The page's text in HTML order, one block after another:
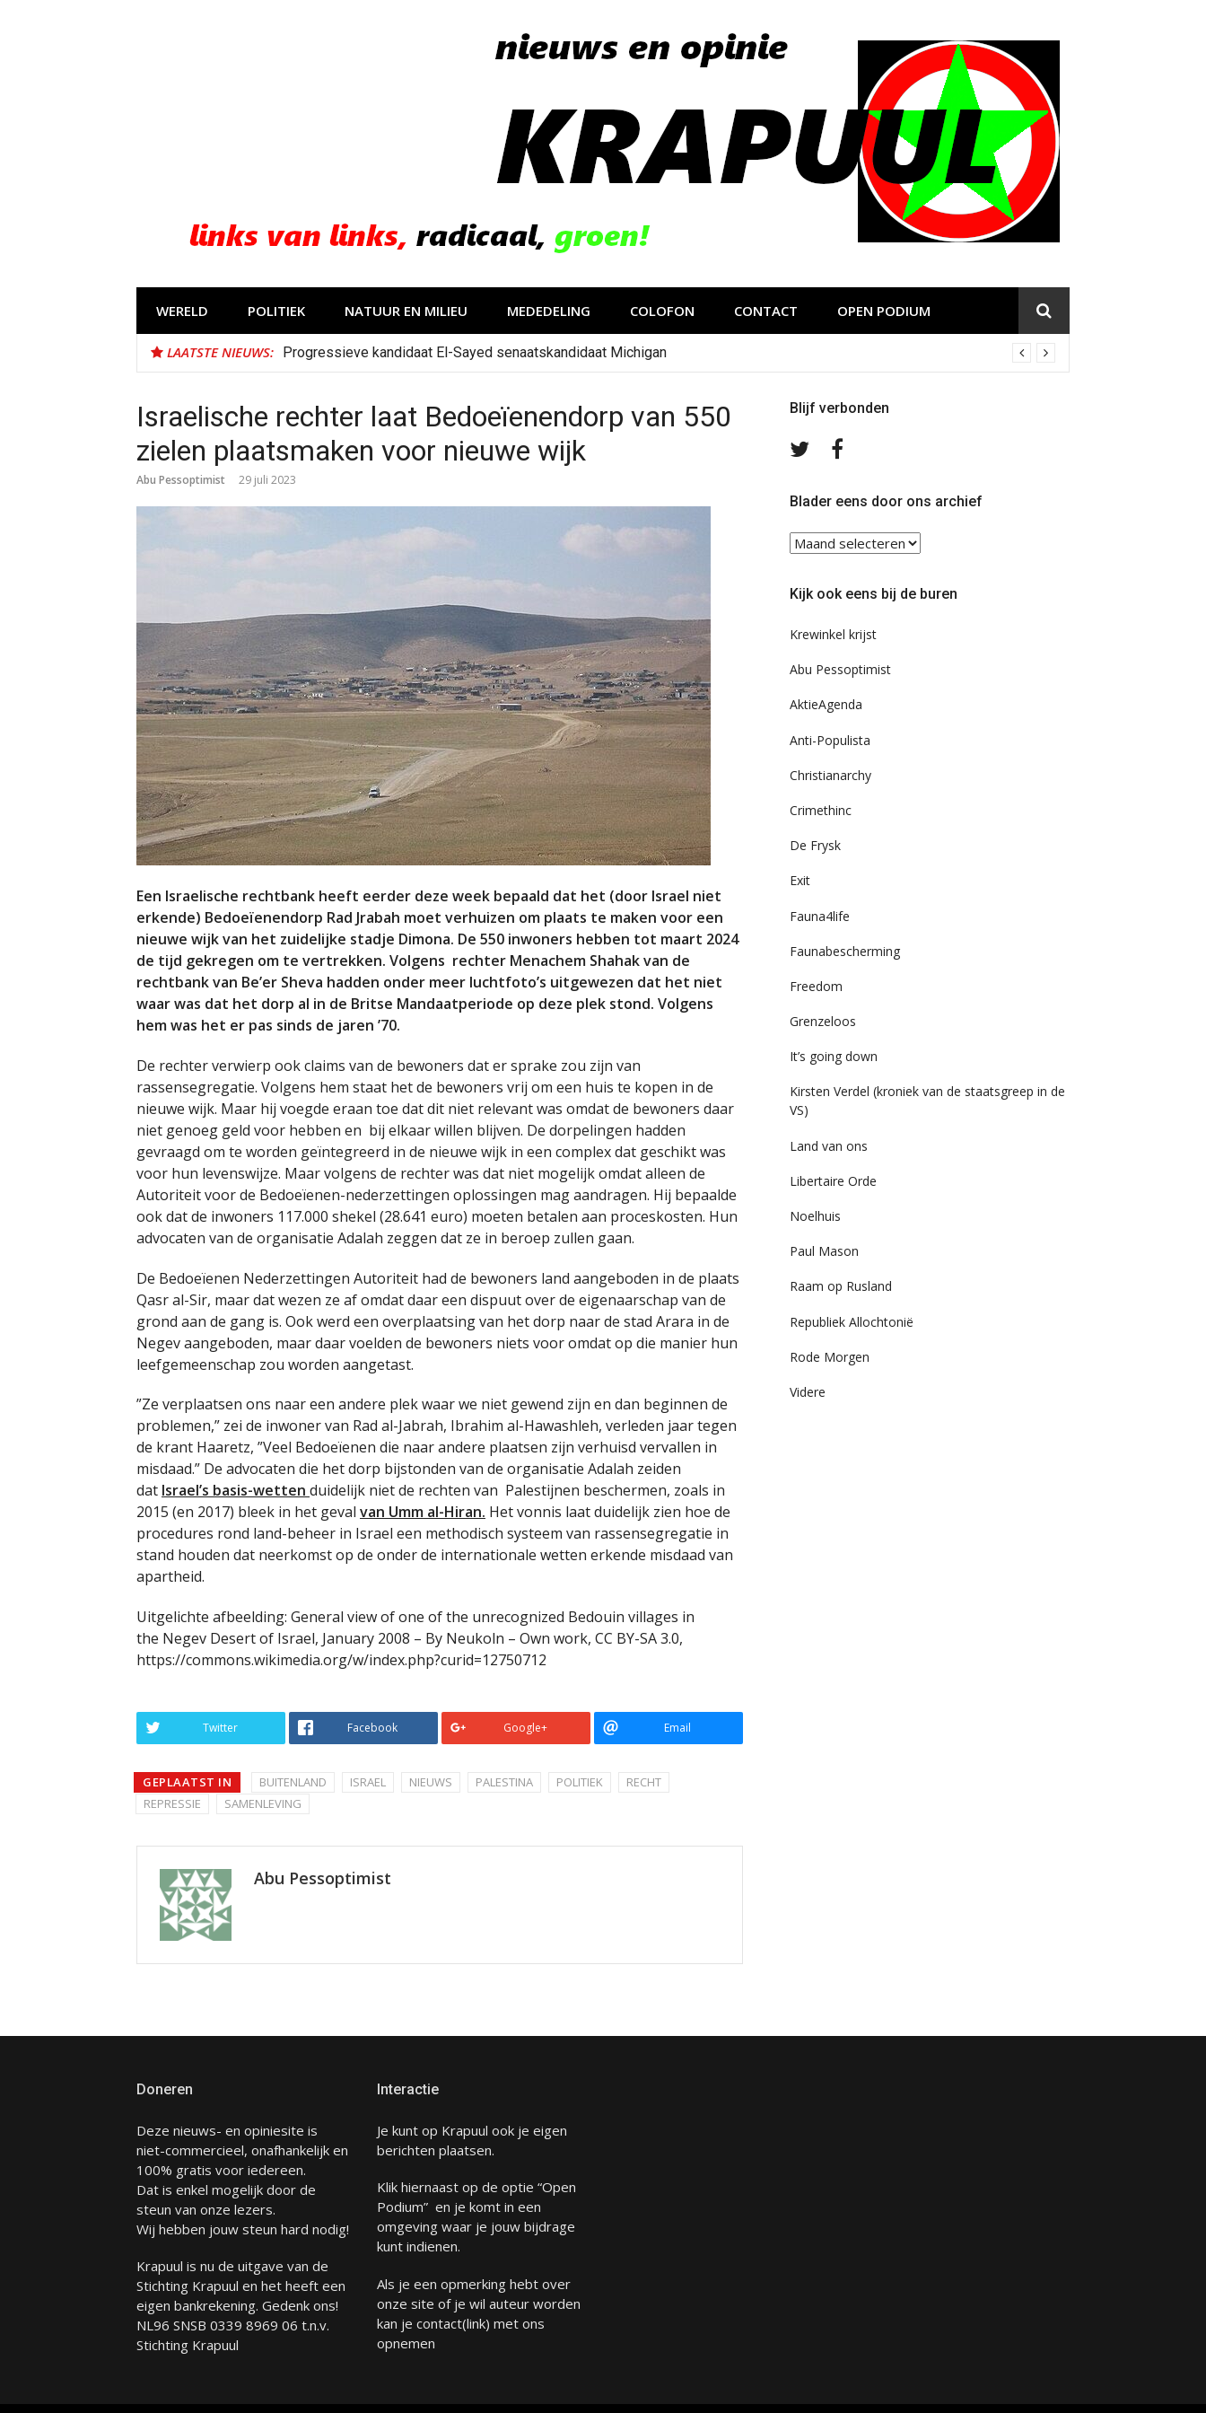
WERELD POLITIEK NATUUR EN MILIEU MEDEDELING COLOFON CONTACT OPEN PODIUM
LAATSTE NIEUWS: Progressieve kandidaat El-Sayed senaatskandidaat Michigan
Israelische rechter laat Bedoeïenendorp van 550
zielen plaatsmaken voor nieuwe wijk
Abu Pessoptimist 29 juli 2023
Een Israelische rechtbank heeft eerder deze week bepaald dat het (door Israel niet
erkende) Bedoeïenendorp Rad Jrabah moet verhuizen om plaats te maken voor een
nieuwe wijk van het zuidelijke stadje Dimona. De 550 inwoners hebben tot maart 2024
de tijd gekregen om te vertrekken. Volgens rechter Menachem Shahak van de
rechtbank van Be’er Sheva hadden onder meer luchtfoto’s uitgewezen dat het niet
waar was dat het dorp al in de Britse Mandaatperiode op deze plek stond. Volgens
hem was het er pas sinds de jaren ’70.
De rechter verwierp ook claims van de bewoners dat er sprake zou zijn van
rassensegregatie. Volgens hem staat het de bewoners vrij om een huis te kopen in de
nieuwe wijk. Maar hij voegde eraan toe dat dit niet relevant was omdat de bewoners daar
niet genoeg geld voor hebben en bij elkaar willen blijven. De dorpelingen hadden
gevraagd om te worden geïntegreerd in de nieuwe wijk in een complex dat geschikt was
voor hun levenswijze. Maar volgens de rechter was dat niet mogelijk omdat alleen de
Autoriteit voor de Bedoeïenen-nederzettingen oplossingen mag aandragen. Hij bepaalde
ook dat de inwoners 117.000 shekel (28.641 euro) moeten betalen aan proceskosten. Hun
advocaten van de organisatie Adalah zeggen dat ze in beroep zullen gaan.
De Bedoeïenen Nederzettingen Autoriteit had de bewoners land aangeboden in de plaats
Qasr al-Sir, maar dat wezen ze af omdat daar een dispuut over de eigenaarschap van de
grond aan de gang is. Ook werd een overplaatsing van het dorp naar de stad Arara in de
Negev aangeboden, maar daar voelden de bewoners niets voor omdat op die manier hun
leefgemeenschap zou worden aangetast.
”Ze verplaatsen ons naar een andere plek waar we niet gewend zijn en dan beginnen de
problemen,” zei de inwoner van Rad al-Jabrah, Ibrahim al-Hawashleh, verleden jaar tegen
de krant Haaretz, ”Veel Bedoeïenen die naar andere plaatsen zijn verhuisd vervallen in
misdaad.” De advocaten die het dorp bijstonden van de organisatie Adalah zeiden
dat Israel’s basis-wetten duidelijk niet de rechten van Palestijnen beschermen, zoals in
2015 (en 2017) bleek in het geval van Umm al-Hiran. Het vonnis laat duidelijk zien hoe de
procedures rond land-beheer in Israel een methodisch systeem van rassensegregatie in
stand houden dat neerkomst op de onder de internationale wetten erkende misdaad van
apartheid.
Uitgelichte afbeelding: General view of one of the unrecognized Bedouin villages in
the Negev Desert of Israel, January 2008 – By Neukoln – Own work, CC BY-SA 3.0,
https://commons.wikimedia.org/w/index.php?curid=12750712
Twitter Facebook Google+ Email
GEPLAATST IN BUITENLAND ISRAEL NIEUWS PALESTINA POLITIEK
RECHT
REPRESSIE
SAMENLEVING
Abu Pessoptimist
Blijf verbonden
Volg
TwitterFacebook
Blader eens door ons archief
Blader
eens
ons
Kijk ook eens bij de buren
Krewinkel krijst
Abu Pessoptimist
AktieAgenda
Anti-Populista
Christianarchy
Crimethinc
De Frysk
Exit
Fauna4life
Faunabescherming
Freedom
Grenzeloos
It’s going down
Kirsten Verdel (kroniek van de staatsgreep in de
VS)
Land van ons
Libertaire Orde
Noelhuis
Paul Mason
Raam op Rusland
Republiek Allochtonië
Rode Morgen
Videre
Doneren
Deze nieuws- en opiniesite is
niet-commercieel, onafhankelijk en
100% gratis voor iedereen.
Dat is enkel mogelijk door de
steun van onze lezers.
Wij hebben jouw steun hard nodig!
Krapuul is nu de uitgave van de
Stichting Krapuul en het heeft een
eigen bankrekening. Gedenk ons!
NL96 SNSB 0339 8969 06 t.n.v.
Stichting Krapuul
Interactie
Je kunt op Krapuul ook je eigen
berichten plaatsen.
Klik hiernaast op de optie “Open
Podium” en je komt in een
omgeving waar je jouw bijdrage
kunt indienen.
Als je een opmerking hebt over
onze site of je wil auteur worden
kan je contact(link) met ons
opnemen